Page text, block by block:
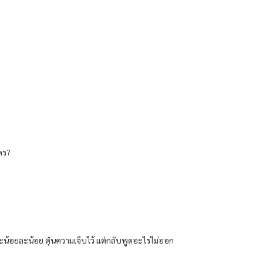
?
น้อยละน้อย ตุ๋นความเจ็บไว้ แต่กลับพูดอะไรไม่ออก